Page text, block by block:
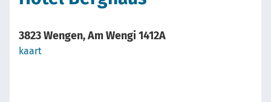
3823 Wengen, Am Wengi 1412A
kaart